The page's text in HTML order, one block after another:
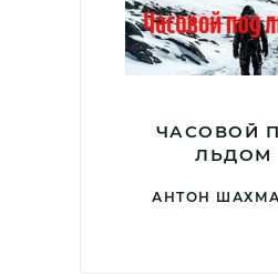
ЧАСОВОЙ
ЛЬДОМ
АНТОН